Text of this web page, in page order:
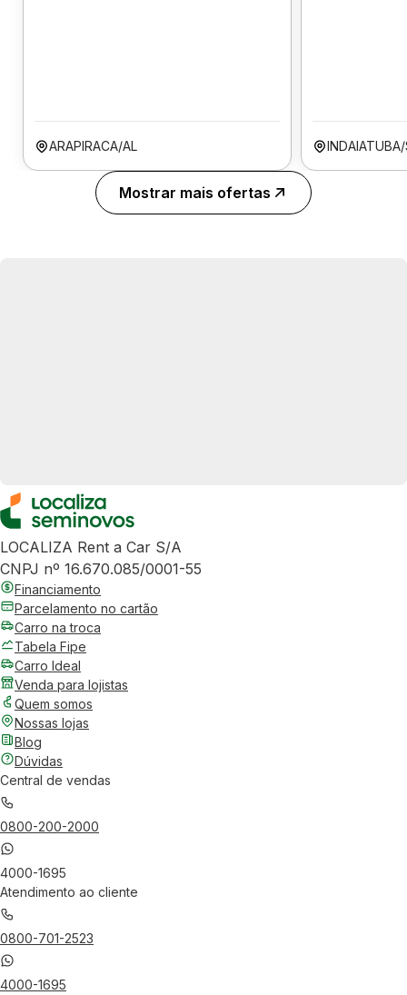
ARAPIRACA/AL
Mostrar mais ofertas
LOCALIZA Rent a Car S/A
CNPJ nº 16.670.085/0001-55
Financiamento
Parcelamento no cartão
Carro na troca
Tabela Fipe
Carro Ideal
Venda para lojistas
Quem somos
Nossas lojas
Blog
Dúvidas
Central de vendas
0800-200-2000
4000-1695
Atendimento ao cliente
0800-701-2523
4000-1695